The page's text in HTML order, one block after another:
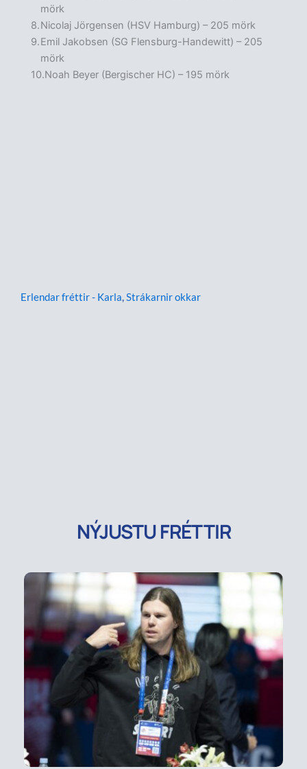
mörk
Nicolaj Jörgensen (HSV Hamburg) – 205 mörk
Emil Jakobsen (SG Flensburg-Handewitt) – 205
mörk
Noah Beyer (Bergischer HC) – 195 mörk
Erlendar fréttir - Karla,Strákarnir okkar
NÝJUSTU FRÉTTIR